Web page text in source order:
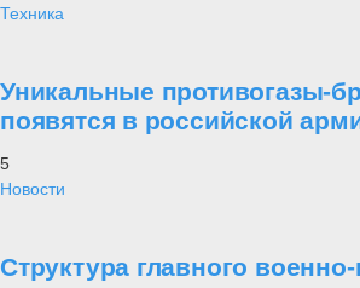
Техника
Уникальные противогазы-
появятся в российской
5
Новости
Структура главного